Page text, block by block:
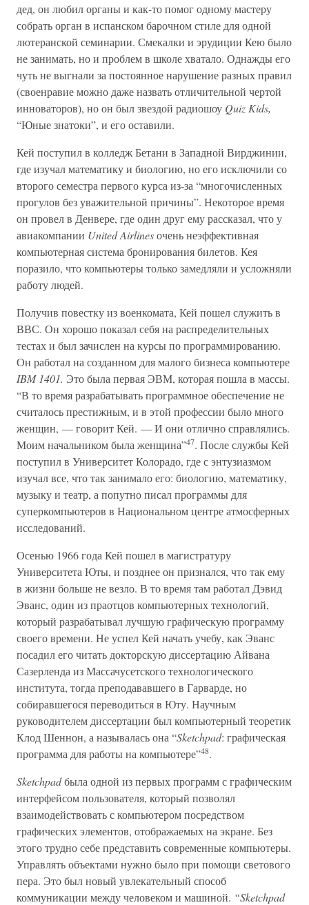
дед, он любил органы и как-то помог одному мастеру
собрать орган в испанском барочном стиле для одной
лютеранской семинарии. Смекалки и эрудиции Кею было
не занимать, но и проблем в школе хватало. Однажды его
чуть не выгнали за постоянное нарушение разных правил
(своенравие можно даже назвать отличительной чертой
инноваторов), но он был звездой радиошоу Quiz Kids,
“Юные знатоки”, и его оставили.
Кей поступил в колледж Бетани в Западной Вирджинии,
где изучал математику и биологию, но его исключили со
второго семестра первого курса из-за “многочисленных
прогулов без уважительной причины”. Некоторое время
он провел в Денвере, где один друг ему рассказал, что у
авиакомпании United Airlinesочень неэффективная
компьютерная система бронирования билетов. Кея
поразило, что компьютеры только замедляли и усложняли
работу людей.
Получив повестку из военкомата, Кей пошел служить в
ВВС. Он хорошо показал себя на распределительных
тестах и был зачислен на курсы по программированию.
Он работал на созданном для малого бизнеса компьютере
IBM 1401. Это была первая ЭВМ, которая пошла в массы.
“В то время разрабатывать программное обеспечение не
считалось престижным, и в этой профессии было много
женщин, — говорит Кей. — И они отлично справлялись.
Моим начальником была женщина”47. После службы Кей
поступил в Университет Колорадо, где с энтузиазмом
изучал все, что так занимало его: биологию, математику,
музыку и театр, а попутно писал программы для
суперкомпьютеров в Национальном центре атмосферных
исследований.
Осенью 1966 года Кей пошел в магистратуру
Университета Юты, и позднее он признался, что так ему
в жизни больше не везло. В то время там работал Дэвид
Эванс, один из праотцов компьютерных технологий,
который разрабатывал лучшую графическую программу
своего времени. Не успел Кей начать учебу, как Эванс
посадил его читать докторскую диссертацию Айвана
Сазерленда из Массачусетского технологического
института, тогда преподававшего в Гарварде, но
собиравшегося переводиться в Юту. Научным
руководителем диссертации был компьютерный теоретик
Клод Шеннон, а называлась она “Sketchpad: графическая
программа для работы на компьютере”48.
Sketchpadбыла одной из первых программ с графическим
интерфейсом пользователя, который позволял
взаимодействовать с компьютером посредством
графических элементов, отображаемых на экране. Без
этого трудно себе представить современные компьютеры.
Управлять объектами нужно было при помощи светового
пера. Это был новый увлекательный способ
коммуникации между человеком и машиной. “Sketchpad